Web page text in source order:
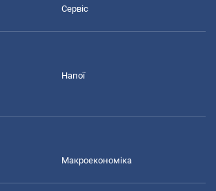
Сервіс
Напої
Макроекономіка